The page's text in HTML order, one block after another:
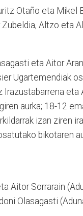
Otaño eta Mikel
Altzo eta
eta Aitor
Ugartemendiak
Irazustabarrena eta
aurka; 18-12
izan ziren
bikotaren
Aitor Sorrarain
Olasagasti